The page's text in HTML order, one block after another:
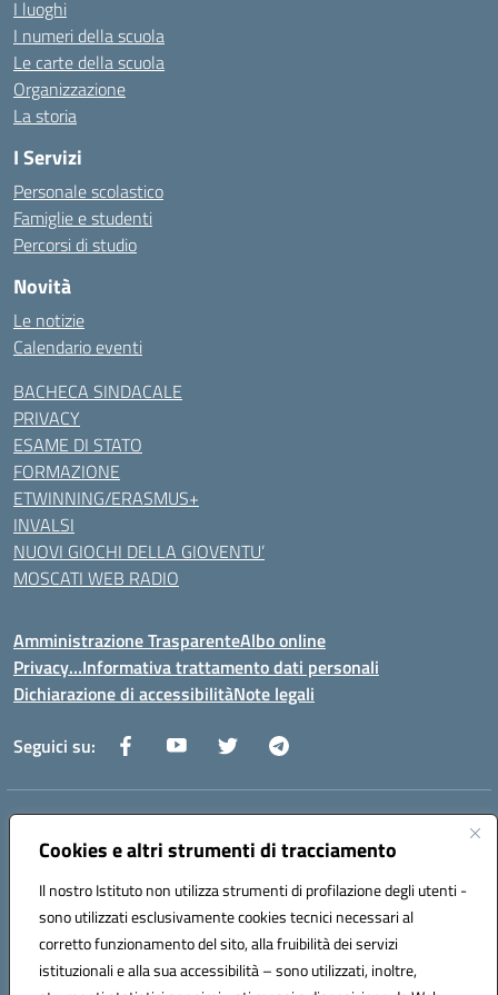
Cookies e altri strumenti di tracciamento
Il nostro Istituto non utilizza strumenti di profilazione degli utenti -
sono utilizzati esclusivamente cookies tecnici necessari al
corretto funzionamento del sito, alla fruibilità dei servizi
istituzionali e alla sua accessibilità – sono utilizzati, inoltre,
I luoghi
I numeri della scuola
Le carte della scuola
Organizzazione
La storia
I Servizi
Personale scolastico
Famiglie e studenti
Percorsi di studio
Novità
Le notizie
Calendario eventi
BACHECA SINDACALE
PRIVACY
ESAME DI STATO
FORMAZIONE
ETWINNING/ERASMUS+
INVALSI
NUOVI GIOCHI DELLA GIOVENTU’
MOSCATI WEB RADIO
Amministrazione TrasparenteAlbo online
Privacy…Informativa trattamento dati personali
Dichiarazione di accessibilitàNote legali
Seguici su:
Indirizzo:
Centralino:089 201032 Email:saic88800v@istruzione.it
Codice fiscale: 80028930651
Codice meccanografico:
saic88800v
Codice unico di fatturazione (CUF): UFLEGP